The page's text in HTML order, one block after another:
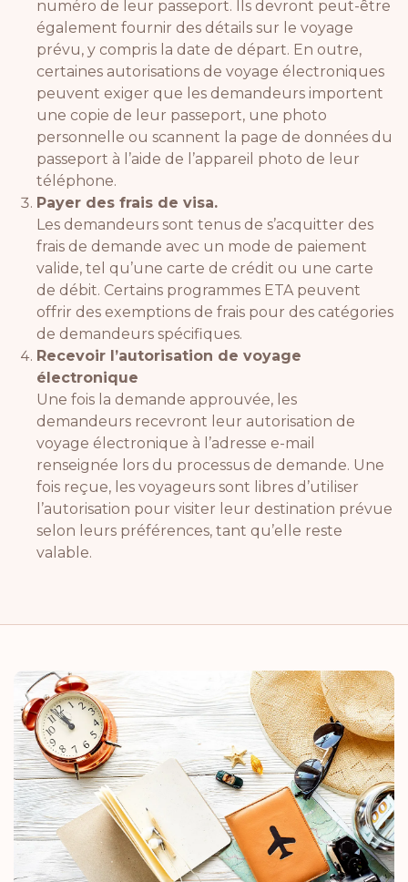
numéro de leur passeport. Ils devront peut-être
également fournir des détails sur le voyage
prévu, y compris la date de départ. En outre,
certaines autorisations de voyage électroniques
peuvent exiger que les demandeurs importent
une copie de leur passeport, une photo
personnelle ou scannent la page de données du
passeport à l’aide de l’appareil photo de leur
téléphone.
Payer des frais de visa.
Les demandeurs sont tenus de s’acquitter des
frais de demande avec un mode de paiement
valide, tel qu’une carte de crédit ou une carte
de débit. Certains programmes ETA peuvent
offrir des exemptions de frais pour des catégories
de demandeurs spécifiques.
Recevoir l’autorisation de voyage
électronique
Une fois la demande approuvée, les
demandeurs recevront leur autorisation de
voyage électronique à l’adresse e-mail
renseignée lors du processus de demande. Une
fois reçue, les voyageurs sont libres d’utiliser
l’autorisation pour visiter leur destination prévue
selon leurs préférences, tant qu’elle reste
valable.